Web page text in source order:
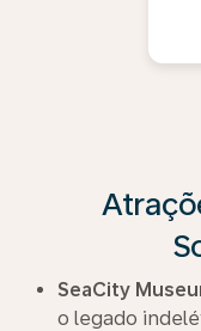
SeaCity
o legado